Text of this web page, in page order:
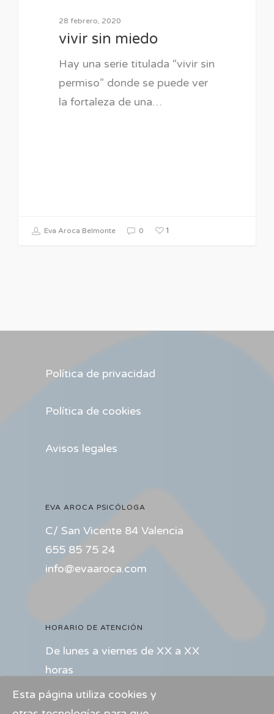
28 febrero, 2020
vivir sin miedo
Hay una serie titulada “vivir sin
permiso” donde se puede ver
la fortaleza de una…
Eva Aroca Belmonte 0 1
Política de privacidad
Política de cookies
Avisos legales
EVA AROCA PSICÓLOGA
C/ San Vicente 84 Valencia
655 85 75 24
info@evaaroca.com
HORARIO DE ATENCIÓN
De lunes a viernes de XX a XX
horas
Esta página utiliza cookies y